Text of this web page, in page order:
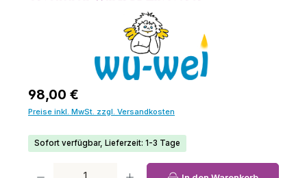
Regulärer Preis:
98,00 €
Preise inkl. MwSt. zzgl. Versandkosten
Sofort verfügbar, Lieferzeit: 1-3 Tage
Produkt Anzahl: Gib den gewünschten Wert ein oder benutze die